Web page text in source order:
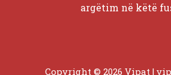
argëtim në këtë
Copyright © 2026 Vipat |